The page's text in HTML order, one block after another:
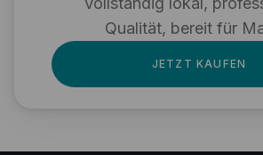
Qualität, bereit für
JETZT KAUFEN